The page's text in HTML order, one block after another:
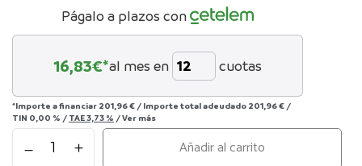
Págalo a plazos con
16,83€*al mes en cuotas
*Importe a financiar 201,96 € / Importe total adeudado 201,96 € /
TIN 0,00 % / TAE3,73 % /Ver más
Noah
Añadir al carrito